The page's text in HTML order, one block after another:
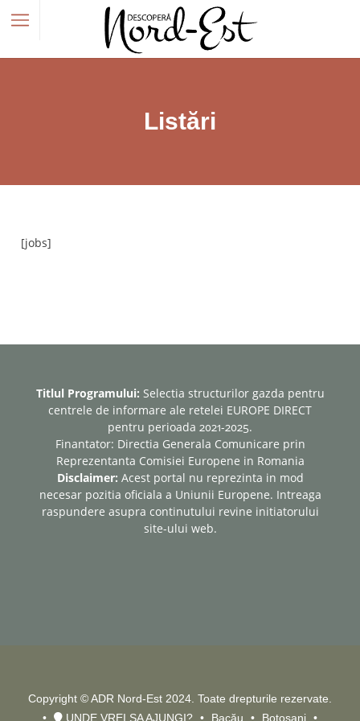
Listări
[jobs]
Titlul Programului: Selectia structurilor gazda pentru
centrele de informare ale retelei EUROPE DIRECT
pentru perioada 2021-2025.
Finantator: Directia Generala Comunicare prin
Reprezentanta Comisiei Europene in Romania
Disclaimer: Acest portal nu reprezinta in mod
necesar pozitia oficiala a Uniunii Europene. Intreaga
raspundere asupra continutului revine initiatorului
site-ului web.
Copyright © ADR Nord-Est 2024. Toate drepturile rezervate.
UNDE VREI SA AJUNGI?
Bacău Botoșani